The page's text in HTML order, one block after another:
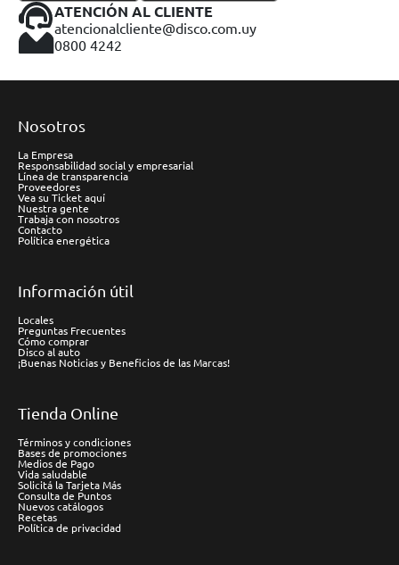
ATENCIÓN AL CLIENTE
atencionalcliente@disco.com.uy
0800 4242
Nosotros
La Empresa
Responsabilidad social y empresarial
Línea de transparencia
Proveedores
Vea su Ticket aquí
Nuestra gente
Trabaja con nosotros
Contacto
Política energética
Información útil
Locales
Preguntas Frecuentes
Cómo comprar
Disco al auto
¡Buenas Noticias y Beneficios de las Marcas!
Tienda Online
Términos y condiciones
Bases de promociones
Medios de Pago
Vida saludable
Solicitá la Tarjeta Más
Consulta de Puntos
Nuevos catálogos
Recetas
Política de privacidad